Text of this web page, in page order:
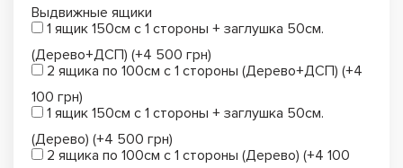
Выдвижные ящики
1 ящик 150см с 1 стороны + заглушка 50см.
(Дерево+ДСП) (+4 500 грн)
2 ящика по 100см с 1 стороны (Дерево+ДСП) (+4
100 грн)
1 ящик 150см с 1 стороны + заглушка 50см.
(Дерево) (+4 500 грн)
2 ящика по 100см с 1 стороны (Дерево) (+4 100